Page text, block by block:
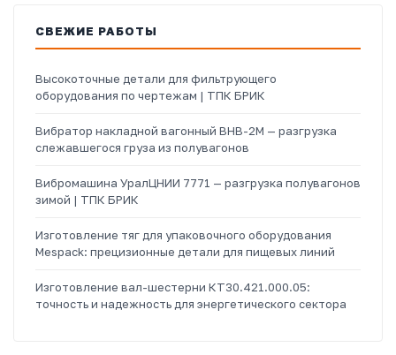
СВЕЖИЕ РАБОТЫ
Высокоточные детали для фильтрующего
оборудования по чертежам | ТПК БРИК
Вибратор накладной вагонный ВНВ-2М — разгрузка
слежавшегося груза из полувагонов
Вибромашина УралЦНИИ 7771 — разгрузка полувагонов
зимой | ТПК БРИК
Изготовление тяг для упаковочного оборудования
Mespack: прецизионные детали для пищевых линий
Изготовление вал-шестерни КТ30.421.000.05:
точность и надежность для энергетического сектора